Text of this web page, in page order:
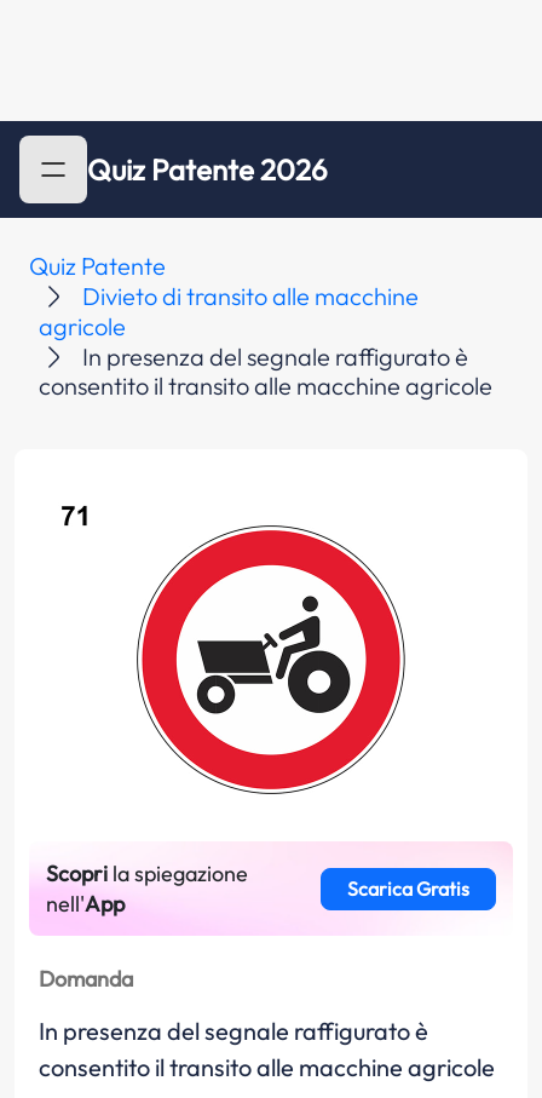
Quiz Patente 2026
Quiz Patente
Divieto di transito alle macchine
agricole
In presenza del segnale raffigurato è
consentito il transito alle macchine agricole
Scopri la spiegazione
nell'App
Scarica Gratis
Domanda
In presenza del segnale raffigurato è
consentito il transito alle macchine agricole